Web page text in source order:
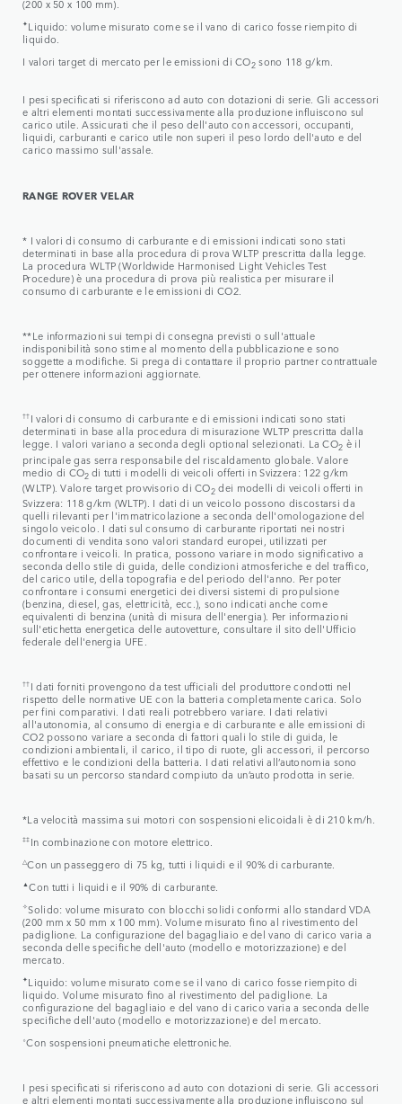
(200 x 50 x 100 mm).
✦ Liquido: volume misurato come se il vano di carico fosse riempito di
liquido.
I valori target di mercato per le emissioni di CO2 sono 118 g/km.
I pesi specificati si riferiscono ad auto con dotazioni di serie. Gli accessori
e altri elementi montati successivamente alla produzione influiscono sul
carico utile. Assicurati che il peso dell'auto con accessori, occupanti,
liquidi, carburanti e carico utile non superi il peso lordo dell'auto e del
carico massimo sull'assale.
RANGE ROVER VELAR
* I valori di consumo di carburante e di emissioni indicati sono stati
determinati in base alla procedura di prova WLTP prescritta dalla legge.
La procedura WLTP (Worldwide Harmonised Light Vehicles Test
Procedure) è una procedura di prova più realistica per misurare il
consumo di carburante e le emissioni di CO2.
**Le informazioni sui tempi di consegna previsti o sull'attuale
indisponibilità sono stime al momento della pubblicazione e sono
soggette a modifiche. Si prega di contattare il proprio partner contrattuale
per ottenere informazioni aggiornate.
†† I valori di consumo di carburante e di emissioni indicati sono stati
determinati in base alla procedura di misurazione WLTP prescritta dalla
legge. I valori variano a seconda degli optional selezionati. La CO2 è il
principale gas serra responsabile del riscaldamento globale. Valore
medio di CO2 di tutti i modelli di veicoli offerti in Svizzera: 122 g/km
(WLTP). Valore target provvisorio di CO2 dei modelli di veicoli offerti in
Svizzera: 118 g/km (WLTP). I dati di un veicolo possono discostarsi da
quelli rilevanti per l'immatricolazione a seconda dell'omologazione del
singolo veicolo. I dati sul consumo di carburante riportati nei nostri
documenti di vendita sono valori standard europei, utilizzati per
confrontare i veicoli. In pratica, possono variare in modo significativo a
seconda dello stile di guida, delle condizioni atmosferiche e del traffico,
del carico utile, della topografia e del periodo dell'anno. Per poter
confrontare i consumi energetici dei diversi sistemi di propulsione
(benzina, diesel, gas, elettricità, ecc.), sono indicati anche come
equivalenti di benzina (unità di misura dell'energia). Per informazioni
sull'etichetta energetica delle autovetture, consultare il sito dell'Ufficio
federale dell'energia UFE.
†† I dati forniti provengono da test ufficiali del produttore condotti nel
rispetto delle normative UE con la batteria completamente carica. Solo
per fini comparativi. I dati reali potrebbero variare. I dati relativi
all'autonomia, al consumo di energia e di carburante e alle emissioni di
CO2 possono variare a seconda di fattori quali lo stile di guida, le
condizioni ambientali, il carico, il tipo di ruote, gli accessori, il percorso
effettivo e le condizioni della batteria. I dati relativi all’autonomia sono
basati su un percorso standard compiuto da un’auto prodotta in serie.
*La velocità massima sui motori con sospensioni elicoidali è di 210 km/h.
‡‡ In combinazione con motore elettrico.
△Con un passeggero di 75 kg, tutti i liquidi e il 90% di carburante.
▲ Con tutti i liquidi e il 90% di carburante.
✧Solido: volume misurato con blocchi solidi conformi allo standard VDA
(200 mm x 50 mm x 100 mm). Volume misurato fino al rivestimento del
padiglione. La configurazione del bagagliaio e del vano di carico varia a
seconda delle specifiche dell'auto (modello e motorizzazione) e del
mercato.
✦ Liquido: volume misurato come se il vano di carico fosse riempito di
liquido. Volume misurato fino al rivestimento del padiglione. La
configurazione del bagagliaio e del vano di carico varia a seconda delle
specifiche dell'auto (modello e motorizzazione) e del mercato.
⬨Con sospensioni pneumatiche elettroniche.
I pesi specificati si riferiscono ad auto con dotazioni di serie. Gli accessori
e altri elementi montati successivamente alla produzione influiscono sul